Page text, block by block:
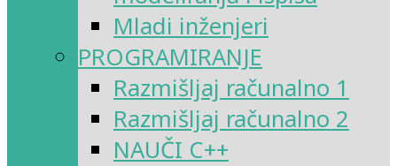
Mladi inženjeri
PROGRAMIRANJE
Razmišljaj računalno 1
Razmišljaj računalno 2
NAUČI C++